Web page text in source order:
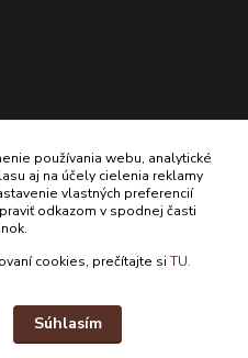
cookies.
používania webu, analytické
aj na účely cielenia reklamy
vlastných preferencií
odkazom v spodnej časti
cookies, prečítajte siTU.
Súhlasím